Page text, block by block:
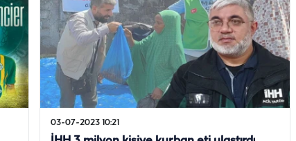
03-07-2023 10:21